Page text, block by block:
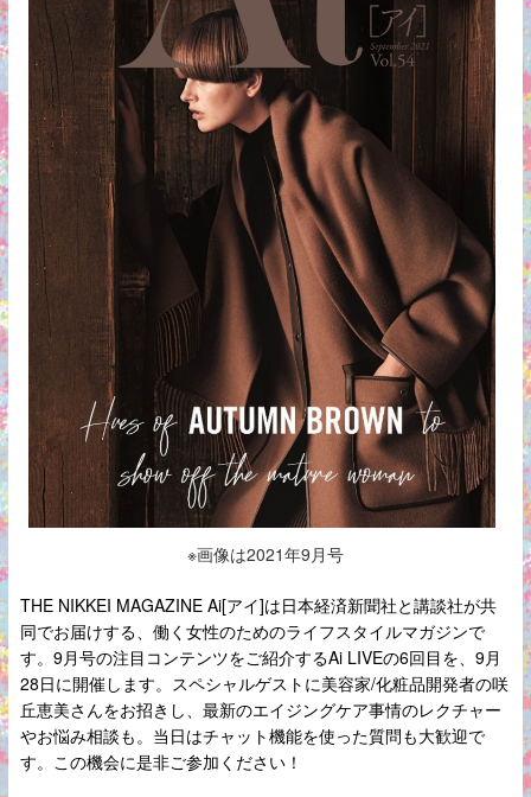
※画像は2021年9月号
THE NIKKEI MAGAZINE Ai[アイ]は日本経済新聞社と講談社が共
同でお届けする、働く女性のためのライフスタイルマガジンで
す。9月号の注目コンテンツをご紹介するAi LIVEの6回目を、9月
28日に開催します。スペシャルゲストに美容家/化粧品開発者の咲
丘恵美さんをお招きし、最新のエイジングケア事情のレクチャー
やお悩み相談も。当日はチャット機能を使った質問も大歓迎で
す。この機会に是非ご参加ください！